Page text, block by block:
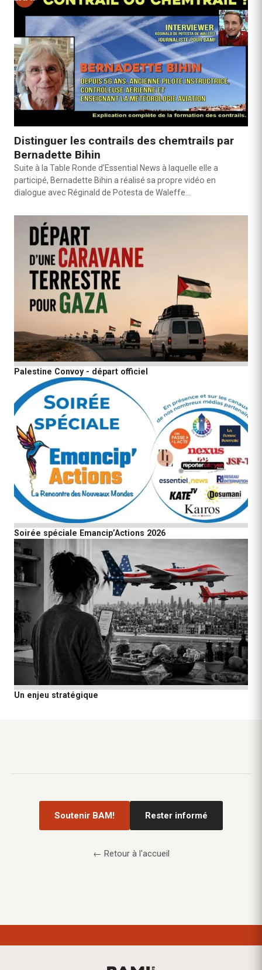
Distinguer les contrails des chemtrails par
Bernadette Bihin
Suite à la Table Ronde d’Essential News à laquelle elle a
participé, Bernadette Bihin a réalisé sa propre vidéo en
dialogue avec Réginald de Potesta de Waleffe…
Palestine Convoy - départ officiel
Soirée spéciale Emancip’Actions 2026
Un enjeu stratégique
Soutenir BAM! Rester informé
← Retour à l'accueil